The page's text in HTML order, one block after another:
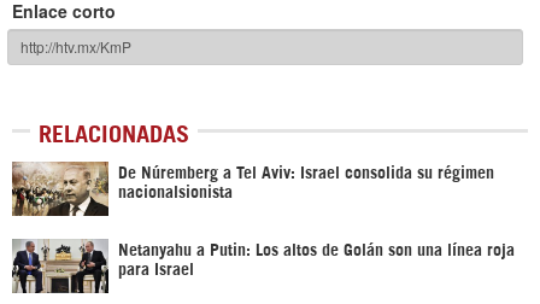
Enlace corto
RELACIONADAS
De Núremberg a Tel Aviv: Israel consolida su régimen
nacionalsionista
Netanyahu a Putin: Los altos de Golán son una línea roja
para Israel